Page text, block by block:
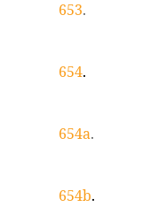
653.
654.
654a.
654b.